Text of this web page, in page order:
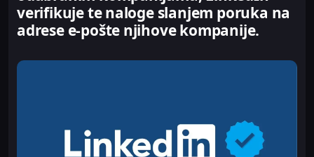
verifikuje te naloge slanjem poruka na
adrese e-pošte njihove kompanije.